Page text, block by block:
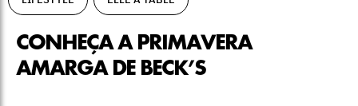
CONHEÇA A PRIMAVERA
AMARGA DE BECK’S